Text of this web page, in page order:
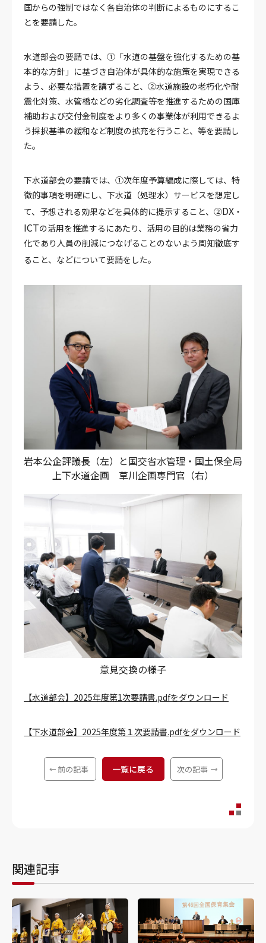
国からの強制ではなく各自治体の判断によるものにするこ
とを要請した。
水道部会の要請では、①「水道の基盤を強化するための基
本的な方針」に基づき自治体が具体的な施策を実現できる
よう、必要な措置を講ずること、②水道施設の老朽化や耐
震化対策、水管橋などの劣化調査等を推進するための国庫
補助および交付金制度をより多くの事業体が利用できるよ
う採択基準の緩和など制度の拡充を行うこと、等を要請し
た。
下水道部会の要請では、①次年度予算編成に際しては、特
徴的事項を明確にし、下水道（処理水）サービスを想定し
て、予想される効果などを具体的に提示すること、②DX ・
ICTの活用を推進するにあたり、活用の目的は業務の省力
化であり人員の削減につなげることのないよう周知徹底す
ること、などについて要請をした。
岩本公企評議長（左）と国交省水管理・国土保全局
上下水道企画 草川企画専門官（右）
意見交換の様子
【水道部会】2025年度第1次要請書.pdfをダウンロード
【下水道部会】2025年度第１次要請書.pdfをダウンロード
前の記事 一覧に戻る 次の記事
関連記事